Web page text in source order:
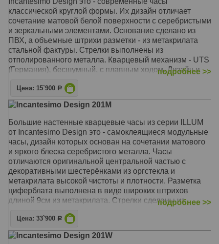
поставки входят: часовой механизм со встроенными
стрелками, стикеры-деления, шаблон для крепления на
стену, саморез
Механизм: Кварцевый UTS (Германия)
Корпус: Метакрилат
Размер: Диаметр 90-100 см
классической круглой формы. Их дизайн отличает
сочетание матовой белой поверхности с серебристыми
и зеркальными элементами. Основание сделано из
ПВХ, а объемные штрихи разметки - из метакрилата
стальной фактуры. Стрелки выполнены из
отполированного металла. Кварцевый механизм - UTS
(Германия), бесшумный, с плавным ходом. Дизайн и
Корпус: ПВХ, метакрилат
подробнее >>
Цена: 15`900 Р
Incantesimo Design 201M
Большие настенные кварцевые часы из серии ILLUM
от Incantesimo Design это - самоклеящиеся модульные
часы, дизайн которых основан на сочетании матового
и яркого блеска серебристого металла. Часы
отличаются оригинальной центральной частью с
декоративными шестерёнками из оргстекла и
метакрилата высокой чистоты и плотности. Разметка
циферблата выполнена в виде широких штрихов
длиной 9см из метакрилата. Стрелки сделаны из
- UTS (Германия), бесшумный, с плавным ходом.
Диаметр часов, после размещения на стене,
составляет 80-100см. В комплект поставки входят:
подробнее >>
Цена: 33`900 Р
Incantesimo Design 201W